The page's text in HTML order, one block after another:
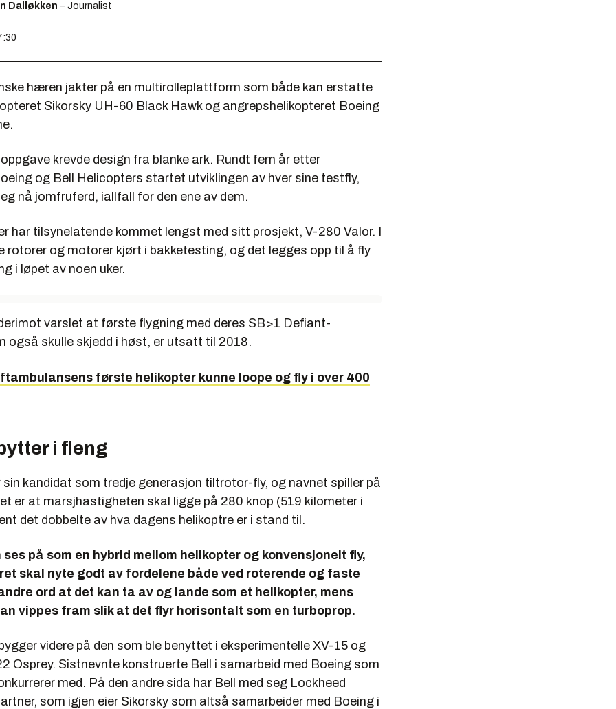
Dalløkken – Journalist
hæren jakter på en multirolleplattform som både kan erstatte
Sikorsky UH-60 Black Hawk og angrepshelikopteret Boeing
krevde design fra blanke ark. Rundt fem år etter
og Bell Helicopters startet utviklingen av hver sine testfly,
nå jomfruferd, iallfall for den ene av dem.
har tilsynelatende kommet lengst med sitt prosjekt, V-280 Valor. I
rotorer og motorer kjørt i bakketesting, og det legges opp til å fly
i løpet av noen uker.
varslet at første flygning med deres SB>1 Defiant-
også skulle skjedd i høst, er utsatt til 2018.
første helikopter kunne loope og fly i over 400
i fleng
sin kandidat som tredje generasjon tiltrotor-fly, og navnet spiller på
er at marsjhastigheten skal ligge på 280 knop (519 kilometer i
det dobbelte av hva dagens helikoptre er i stand til.
på som en hybrid mellom helikopter og konvensjonelt fly,
skal nyte godt av fordelene både ved roterende og faste
ord at det kan ta av og lande som et helikopter, mens
vippes fram slik at det flyr horisontalt som en turboprop.
videre på den som ble benyttet i eksperimentelle XV-15 og
Osprey. Sistnevnte konstruerte Bell i samarbeid med Boeing som
med. På den andre sida har Bell med seg Lockheed
som igjen eier Sikorsky som altså samarbeider med Boeing i